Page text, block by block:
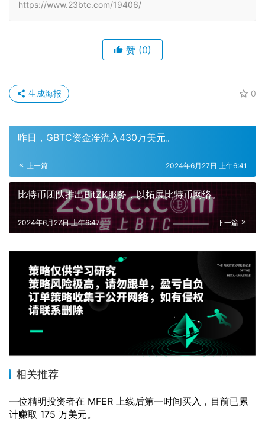
https://www.23btc.com/19406/
赞 (0)
0
生成海报
昨日，GBTC资金净流入430万美元。
上一篇 2024年6月27日 上午6:41
比特币团队推出BitZK服务，以拓展比特币网络。
下一篇
2024年6月27日 上午6:47
相关推荐
一位精明投资者在 MFER 上线后第一时间买入，目前已累
计赚取 175 万美元。